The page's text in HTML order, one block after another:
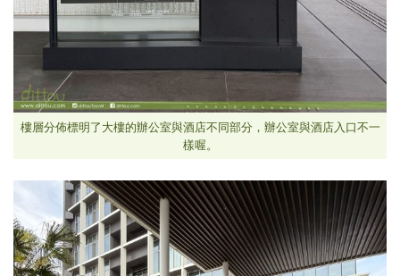
樓層分佈標明了大樓的辦公室與酒店不同部分，辦公室與酒店入口不一
樣喔。